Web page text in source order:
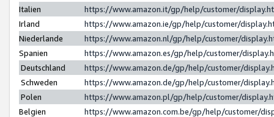
Italien
https://www.amazon.it/gp/help/customer/
Irland
https://www.amazon.ie/gp/help/customer/
Niederlande
https://www.amazon.nl/gp/help/customer/
Spanien
https://www.amazon.es/gp/help/customer/
Deutschland
https://www.amazon.de/gp/help/customer/
Schweden
https://www.amazon.de/gp/help/customer/
Polen
https://www.amazon.pl/gp/help/customer/
Belgien
https://www.amazon.com.be/gp/help/customer/